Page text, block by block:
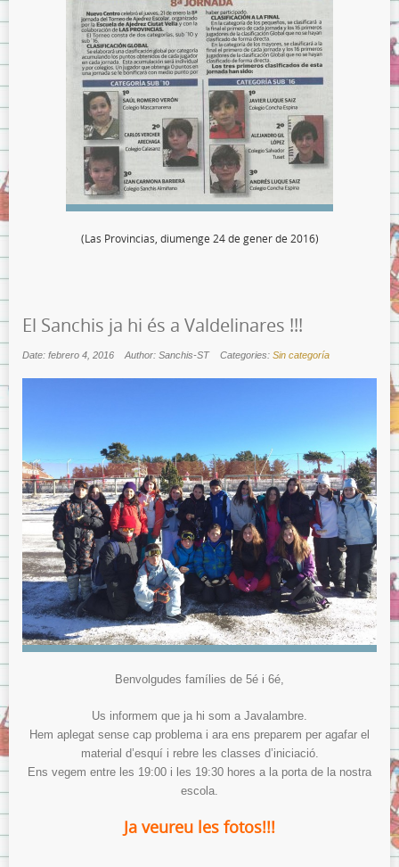
(Las Provincias, diumenge 24 de gener de 2016)
El Sanchis ja hi és a Valdelinares !!!
Date: febrero 4, 2016 Author: Sanchis-ST Categories: Sin categoría
Benvolgudes famílies de 5é i 6é,
Us informem que ja hi som a Javalambre.
Hem aplegat sense cap problema i ara ens preparem per agafar el
material d’esquí i rebre les classes d’iniciació.
Ens vegem entre les 19:00 i les 19:30 hores a la porta de la nostra
escola.
Ja veureu les fotos!!!